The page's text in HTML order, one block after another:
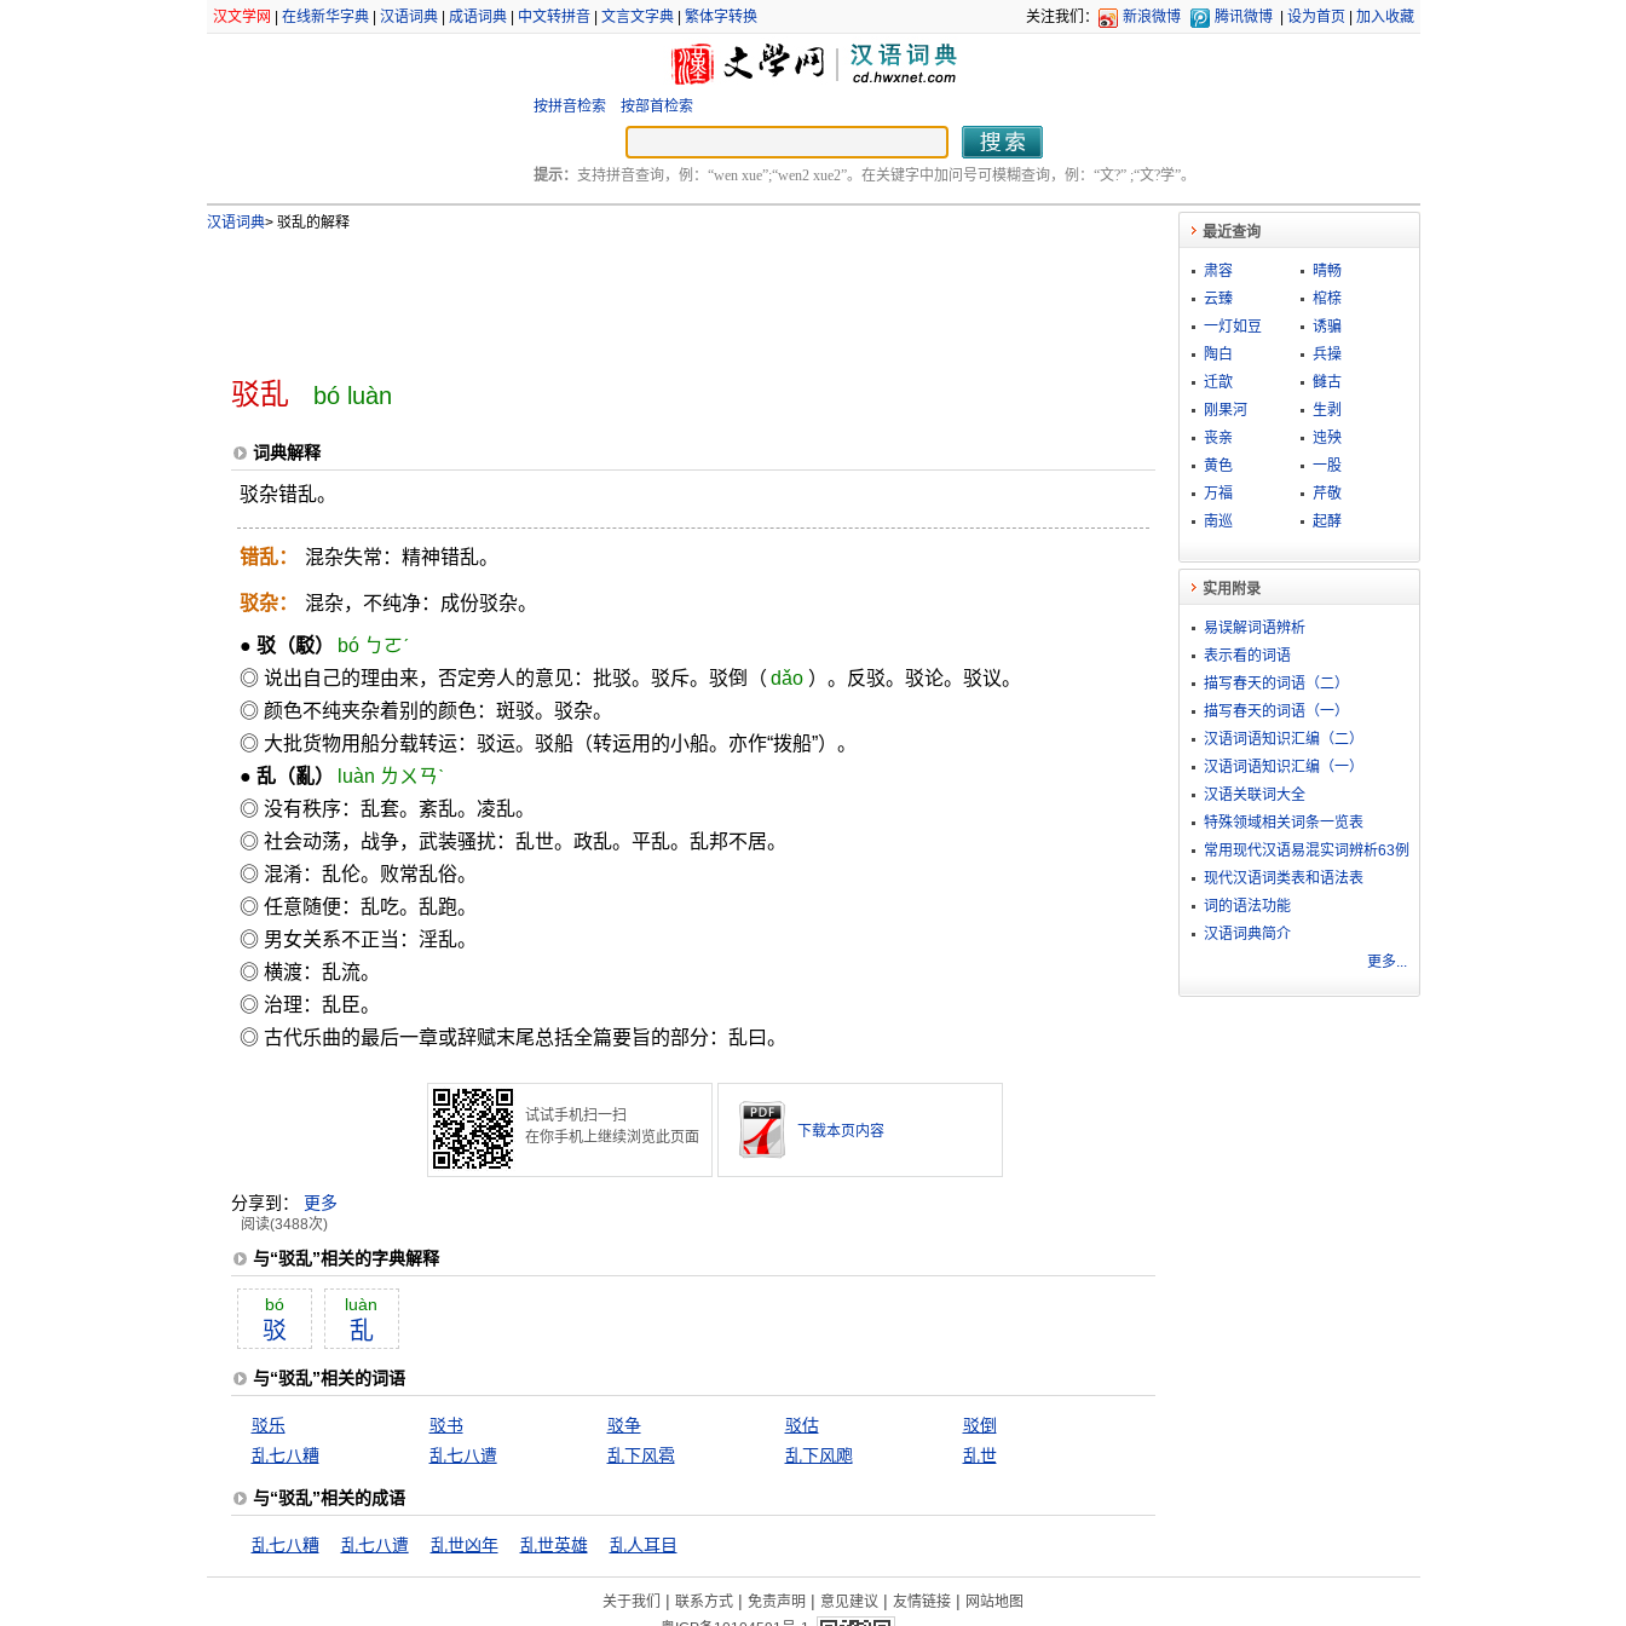
汉文学网 在线新华字典| 汉语词典| 成语词典| 中文转拼音| 文言文字典| 繁体字转换 关注我们： 新浪微博 腾讯微博 设为首页 加入收藏
按拼音检索 按部首检索
提示： 支持拼音查询，例：“wen xue”;“wen2 xue2”。在关键字中加问号可模糊查询，例：“文?” ;“文?学”。
汉语词典>驳乱的解释
驳乱 bó luàn
词典解释
驳杂错乱。
错乱： 混杂失常：精神错乱。
驳杂： 混杂，不纯净：成份驳杂。
● 驳（駁）
bó ㄅㄛˊ
◎ 说出自己的理由来，否定旁人的意见：批驳。驳斥。驳倒（ dǎo ）。反驳。驳论。驳议。
◎ 颜色不纯夹杂着别的颜色：斑驳。驳杂。
◎ 大批货物用船分载转运：驳运。驳船（转运用的小船。亦作“拨船”）。
● 乱（亂）
luàn ㄌㄨㄢˋ
◎ 没有秩序：乱套。紊乱。凌乱。
◎ 社会动荡，战争，武装骚扰：乱世。政乱。平乱。乱邦不居。
◎ 混淆：乱伦。败常乱俗。
◎ 任意随便：乱吃。乱跑。
◎ 男女关系不正当：淫乱。
◎ 横渡：乱流。
◎ 治理：乱臣。
◎ 古代乐曲的最后一章或辞赋末尾总括全篇要旨的部分：乱曰。
试试手机扫一扫
在你手机上继续浏览此页面
下载本页内容
分享到： 更多
阅读(3488次)
与“驳乱”相关的字典解释
bó
驳
luàn
乱
与“驳乱”相关的词语
驳乐 驳书 驳争 驳估
驳倒
乱七八糟
乱七八遭 乱下风雹 乱下风飑 乱世
与“驳乱”相关的成语
乱七八糟 乱七八遭 乱世凶年 乱世英雄 乱人耳目
最近查询
肃容
晴畅
云臻
棺榇
一灯如豆
诱骗
陶白
兵操
迁歆
雠古
刚果河
生剥
丧亲
迍殃
黄色
一股
万福
芹敬
南巡
起酵
实用附录
易误解词语辨析
表示看的词语
描写春天的词语（二）
描写春天的词语（一）
汉语词语知识汇编（二）
汉语词语知识汇编（一）
汉语关联词大全
特殊领域相关词条一览表
常用现代汉语易混实词辨析63例
现代汉语词类表和语法表
词的语法功能
汉语词典简介
更多...
关于我们 | 联系方式 | 免责声明 | 意见建议 | 友情链接 | 网站地图